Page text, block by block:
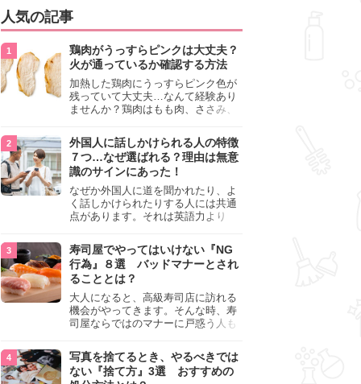
人気の記事
鶏肉がうっすらピンクは大丈夫？
火が通っているか確認する方法
加熱した鶏肉にうっすらピンク色が
残っていて大丈夫…なんて経験あり
ませんか？鶏肉はもも肉、ささみ、
わいが異なり、いろいろと楽しめる
料理ですが、鶏肉は加熱した後でも
うっすらピンク色の部分が大丈夫な
のと気になるときがあります。この
記事では生焼けか火が通っているの
かを確認する方法や、鶏肉を調理す
るときの注意点を紹介しますので、
参考にしてみてくださいね。
外国人に話しかけられる人の特徴
７つ…なぜ選ばれる？理由は無意
識のサインにあった！
なぜか外国人に道を聞かれたり、よ
く話しかけられたりする人には共通
点があります。それは英語力より
けても大丈夫」というサインが関係
しています。よく選ばれる人の特徴
や、英語が苦手でも焦らない対処
法、自分を守るための注意点を詳し
く解説します。
寿司屋でやってはいけない『NG
行為』８選 バッドマナーとされ
ることとは？
大人になると、高級寿司店に訪れる
機会がやってきます。そんな時、寿
司屋ならではのマナーに戸惑う人も
らためて寿司屋でやってはいけない
『NG行為』をチェックしましょう。
写真を捨てるとき、やるべきでは
ない『捨て方』3選 おすすめの